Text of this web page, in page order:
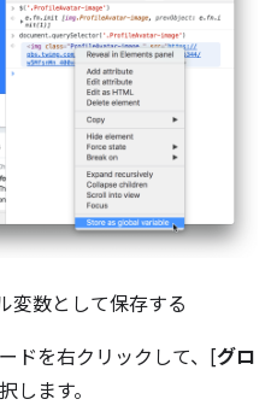
変数として保存する
ドを右クリックして、[グロ
します。